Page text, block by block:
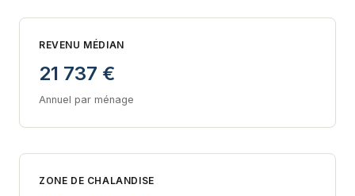
REVENU MÉDIAN
21 737 €
Annuel par ménage
ZONE DE CHALANDISE